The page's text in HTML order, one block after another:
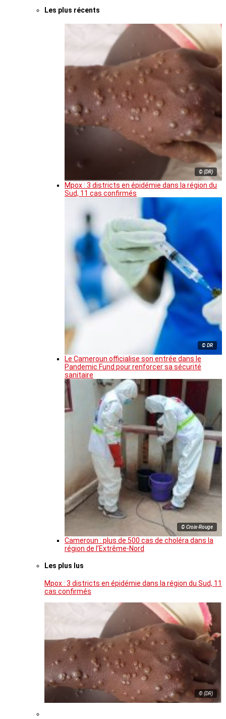
Les plus récents
© (DR)
Mpox : 3 districts en épidémie dans la région du
Sud, 11 cas confirmés
© DR
Le Cameroun officialise son entrée dans le
Pandemic Fund pour renforcer sa sécurité
sanitaire
© Croix-Rouge
Cameroun : plus de 500 cas de choléra dans la
région de l’Extrême-Nord
Les plus lus
Mpox : 3 districts en épidémie dans la région du Sud, 11
cas confirmés
© (DR)